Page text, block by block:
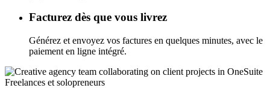
Facturez dès que vous livrez
Générez et envoyez vos factures en quelques minutes, avec le
paiement en ligne intégré.
Freelances et solopreneurs